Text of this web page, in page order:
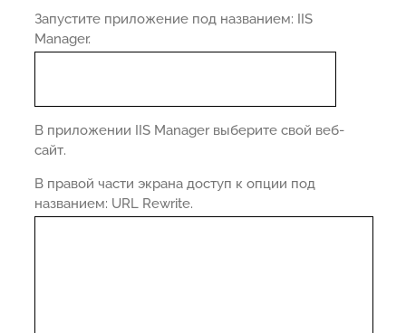
Запустите приложение под названием: IIS
Manager.
В приложении IIS Manager выберите свой веб-
сайт.
В правой части экрана доступ к опции под
названием: URL Rewrite.